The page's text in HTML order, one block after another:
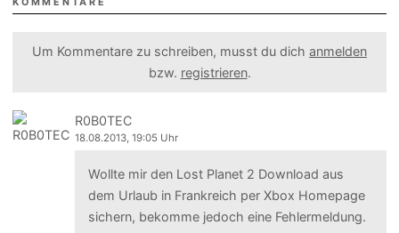
KOMMENTARE
Um Kommentare zu schreiben, musst du dich anmelden
bzw. registrieren.
R0B0TEC
18.08.2013, 19:05 Uhr
Wollte mir den Lost Planet 2 Download aus
dem Urlaub in Frankreich per Xbox Homepage
sichern, bekomme jedoch eine Fehlermeldung.